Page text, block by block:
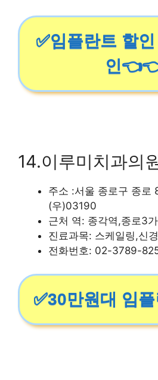
✅임플란트 할
인
14.이루미치과의
주소 :서울 종로구 종로
(우)03190
근처 역: 종각역,종로3
진료과목: 스케일링,신
전화번호: 02-3789-
✅30만원대 임